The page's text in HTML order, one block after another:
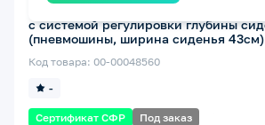
Сертификат СФР Под заказ
-
Код товара: 00-00048560
с системой регулировки глубины
(пневмошины, ширина сиденья 43см)